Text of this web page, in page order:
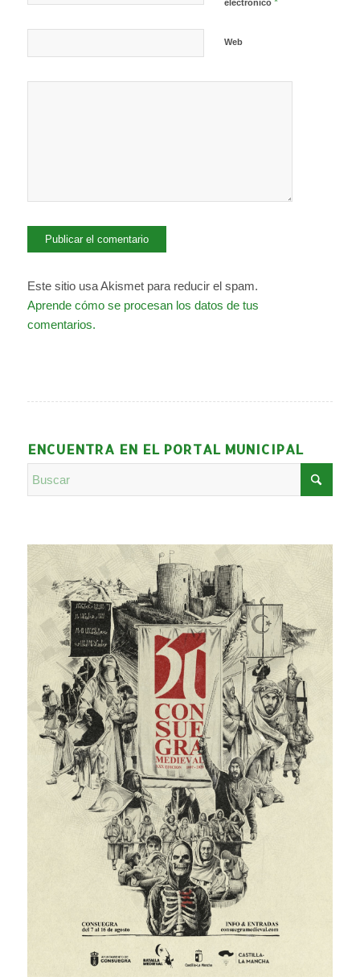
electrónico
Web
Este sitio usa Akismet para reducir el spam.
Aprende cómo se procesan los datos de tus
comentarios.
ENCUENTRA EN EL PORTAL MUNICIPAL